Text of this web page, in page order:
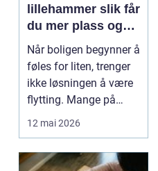
lillehammer slik får
du mer plass og
høyere bokvalitet
Når boligen begynner å
føles for liten, trenger
ikke løsningen å være
flytting. Mange på
Lillehammer...
12 mai 2026